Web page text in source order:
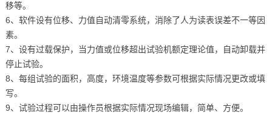
移等。
6、软件设有位移、力值自动清零系统，消除了人为读表误差不一等因
素。
7、设有过载保护，当力值或位移超出试验机额定理论值，自动卸载并
停止试验。
8、每组试验的面积，高度，环境温度等参数可根据实际情况更改或填
写。
9、试验过程可以由操作员根据实际情况现场编辑，简单、方便。